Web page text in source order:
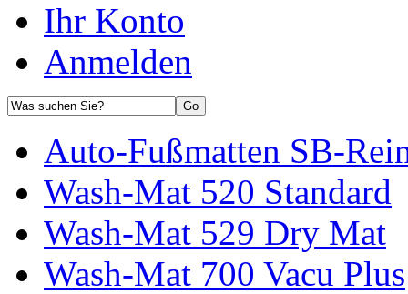
Ihr Konto
Anmelden
Auto-Fußmatten SB-
Wash-Mat 520 Standard
Wash-Mat 529 Dry Mat
Wash-Mat 700 Vacu Plus